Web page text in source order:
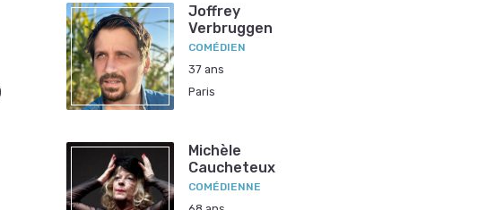
Joffrey
Verbruggen
COMÉDIEN
37 ans
Paris
Michèle
Caucheteux
COMÉDIENNE